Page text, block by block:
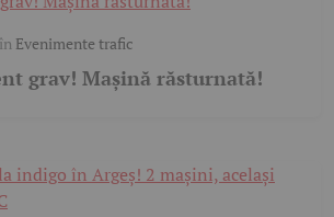
în Evenimente trafic
grav! Mașină răsturnată!